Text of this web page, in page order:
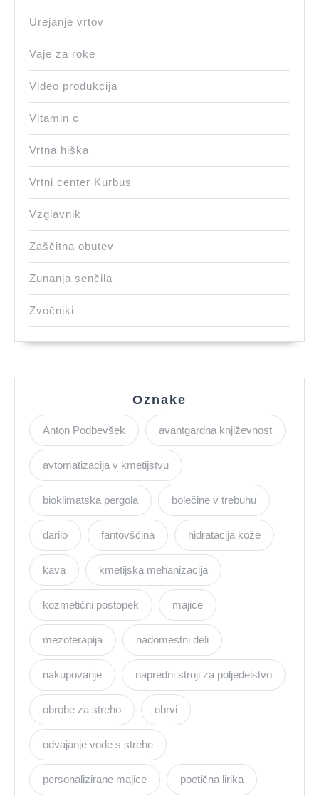
Urejanje vrtov
Vaje za roke
Video produkcija
Vitamin c
Vrtna hiška
Vrtni center Kurbus
Vzglavnik
Zaščitna obutev
Zunanja senčila
Zvočniki
Oznake
Anton Podbevšek avantgardna književnost
avtomatizacija v kmetijstvu
bioklimatska pergola bolečine v trebuhu
darilo fantovščina hidratacija kože
kava kmetijska mehanizacija
kozmetični postopek majice
mezoterapija nadomestni deli
nakupovanje napredni stroji za poljedelstvo
obrobe za streho obrvi
odvajanje vode s strehe
personalizirane majice poetična lirika